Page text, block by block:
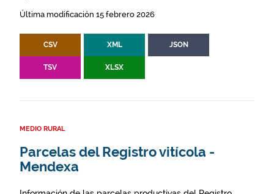
Última modificación 15 febrero 2026
CSV XML JSON
TSV XLSX
MEDIO RURAL
Parcelas del Registro vitícola -
Mendexa